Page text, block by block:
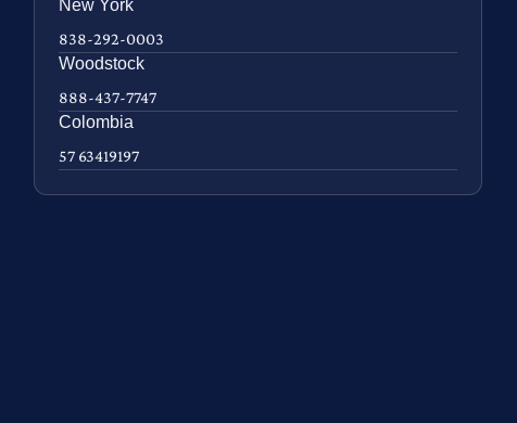
New York
838-292-0003
Woodstock
888-437-7747
Colombia
57 63419197